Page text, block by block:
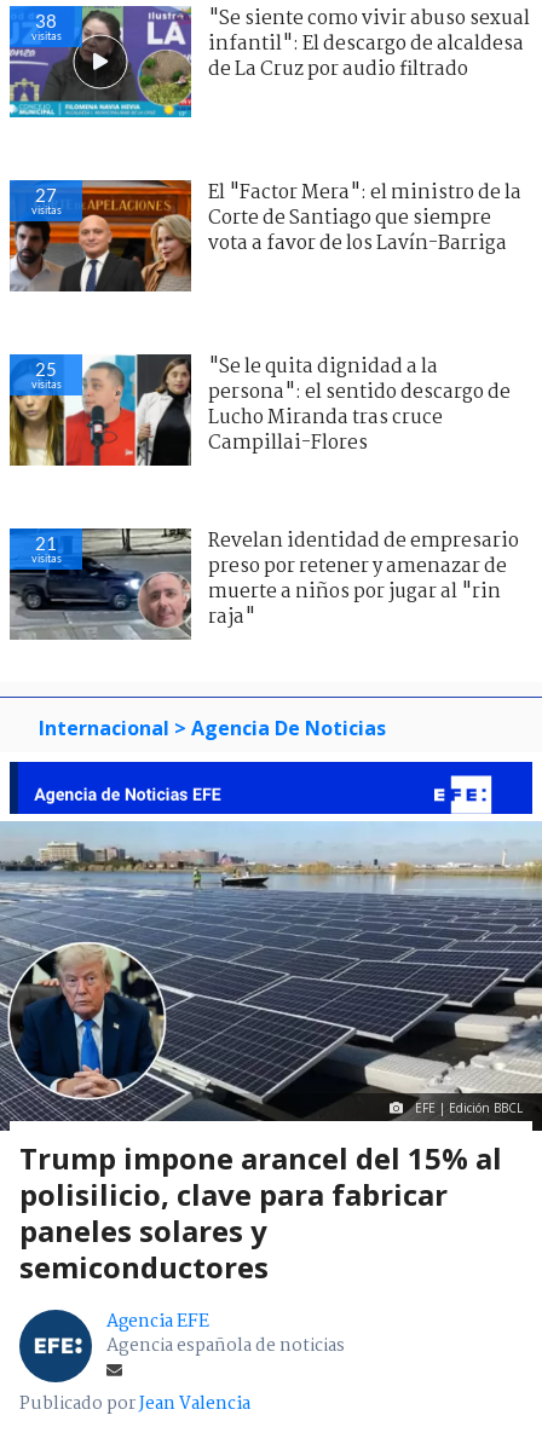
38
visitas
"Se siente como vivir abuso sexual
infantil": El descargo de alcaldesa
de La Cruz por audio filtrado
27
visitas
El "Factor Mera": el ministro de la
Corte de Santiago que siempre
vota a favor de los Lavín-Barriga
25
visitas
"Se le quita dignidad a la
persona": el sentido descargo de
Lucho Miranda tras cruce
Campillai-Flores
21
visitas
Revelan identidad de empresario
preso por retener y amenazar de
muerte a niños por jugar al "rin
raja"
Internacional > Agencia De Noticias
EFE | Edición BBCL
Trump impone arancel del 15% al
polisilicio, clave para fabricar
paneles solares y
semiconductores
Agencia EFE
Agencia española de noticias
Publicado porJean Valencia